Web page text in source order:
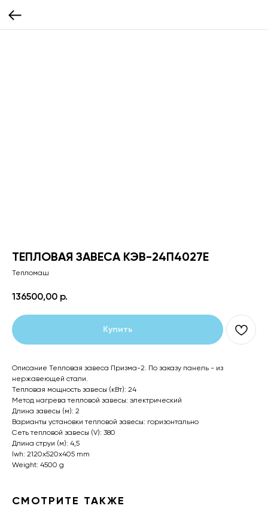
ТЕПЛОВАЯ ЗАВЕСА КЭВ-24П4027Е
Тепломаш
136500,00 р.
Купить
Описание Тепловая завеса Призма-2. По заказу панель - из
нержавеющей стали.
Тепловая мощность завесы (кВт): 24
Метод нагрева тепловой завесы: электрический
Длина завесы (м): 2
Варианты установки тепловой завесы: горизонтально
Сеть тепловой завесы (V): 380
Длина струи (м): 4,5
lwh: 2120x520x405 mm
Weight: 4500 g
СМОТРИТЕ ТАКЖЕ